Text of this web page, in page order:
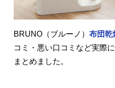
BRUNO（ブルーノ） 布団乾
コミ・悪い口コミなど実際
まとめました。